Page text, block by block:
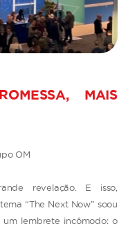
MAIS
OM
revelação. E isso,
“The Next Now” soou
um lembrete incômodo: o